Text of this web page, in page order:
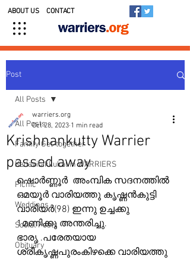
ABOUT US CONTACT
Post
All Posts
Family Get-together
Kedavilakkukal in WARRIERS
Picnic
Weddings
Social Posts
Obituary
All Posts
Krishnankutty Warrier
passed away
warriers.org
Oct 28, 2023 1 min read
ഷൊർണ്ണൂർ  അംമ്പിക സദനത്തിൽ
ഒമയൂർ വാരിയത്തു കൃഷ്ണൻകുട്ടി
വാരിയർ(98) ഇന്നു ഉച്ചക്കു
1മണിക്കു അന്തരിച്ചു.
ഭാരൃ .പരേതയായ
ശ്രീകൃഷ്ണപുരംകിഴക്കെ വാരിയത്തു